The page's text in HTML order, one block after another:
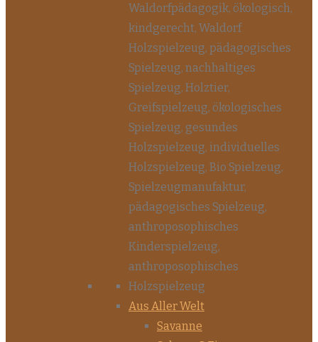
Aus Aller Welt
Savanne